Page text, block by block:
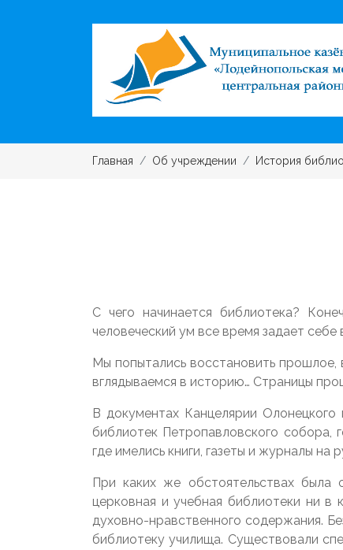
Главная Об учреждении История
С чего начинается библиотека?
человеческий ум все время задает
Мы попытались восстановить прошлое,
вглядываемся в историю… Страницы
В документах Канцелярии
библиотек Петропавловского собора,
где имелись книги, газеты и журналы на
При каких же обстоятельствах была
церковная и учебная библиотеки ни в
духовно-нравственного содержания.
библиотеку училища. Существовали